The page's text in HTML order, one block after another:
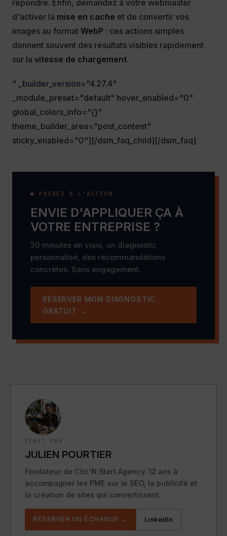
répondre. Enfin, demandez à votre webmaster
d'activer la mise en cache et de convertir vos
images au format WebP : ces actions simples
donnent souvent des résultats visibles rapidement
sur la vitesse de chargement.
" _builder_version="4.27.4"
_module_preset="default" hover_enabled="0"
global_colors_info="{}"
theme_builder_area="post_content"
sticky_enabled="0"][/dsm_faq_child][/dsm_faq]
● PASSEZ À L'ACTION
ENVIE D'APPLIQUER ÇA À
VOTRE ENTREPRISE ?
30 minutes en visio, un diagnostic
personnalisé, des recommandations
concrètes. Sans engagement.
RÉSERVER MON DIAGNOSTIC
GRATUIT →
ÉCRIT PAR
JULIEN POURTIER
Fondateur de Clic'N Start Agency. 12 ans à
accompagner les PME sur le SEO, la publicité et
la création de sites qui convertissent.
RÉSERVER UN ÉCHANGE → LinkedIn